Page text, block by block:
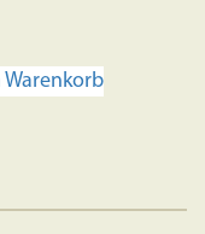
Warenkorb